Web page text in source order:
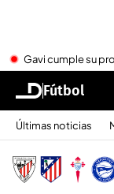
Gavi cumple su
Fútbol
Últimas noticias